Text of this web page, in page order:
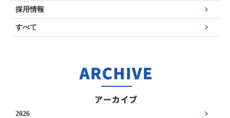
採用情報
すべて
2026